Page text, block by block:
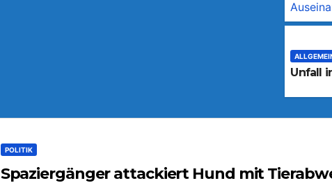
Unfall
POLITIK
Spaziergänger attackiert Hund mit